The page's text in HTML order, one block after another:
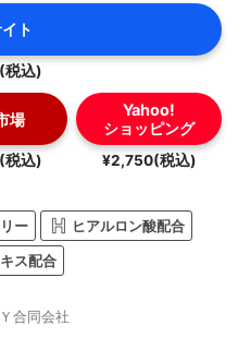
ト
込)
場
込)
Yahoo!
ショッピング
¥2,750(税込)
ー ヒアルロン酸配合
ス配合
合同会社